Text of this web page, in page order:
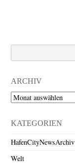
ARCHIV
Archiv
KATEGORIEN
HafenCityNewsArchiv
Welt